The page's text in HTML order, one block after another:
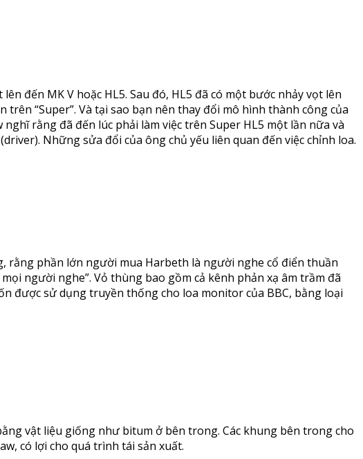
đến MK V hoặc HL5. Sau đó, HL5 đã có một bước nhảy vọt lên
“Super”. Và tại sao bạn nên thay đổi mô hình thành công của
rằng đã đến lúc phải làm việc trên Super HL5 một lần nữa và
Những sửa đổi của ông chủ yếu liên quan đến việc chỉnh loa.
rằng phần lớn người mua Harbeth là người nghe cổ điển thuần
người nghe”. Vỏ thùng bao gồm cả kênh phản xạ âm trầm đã
được sử dụng truyền thống cho loa monitor của BBC, bằng loại
vật liệu giống như bitum ở bên trong. Các khung bên trong cho
có lợi cho quá trình tái sản xuất.